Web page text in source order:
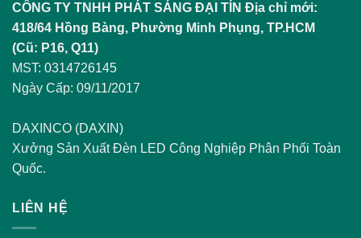
CÔNG TY TNHH PHÁT SÁNG ĐẠI TÍN Địa chỉ mới:
418/64 Hồng Bàng, Phường Minh Phụng, TP.HCM
(Cũ: P16, Q11)
MST: 0314726145
Ngày Cấp: 09/11/2017
DAXINCO (DAXIN)
Xưởng Sản Xuất Đèn LED Công Nghiệp Phân Phối Toàn
Quốc.
LIÊN HỆ